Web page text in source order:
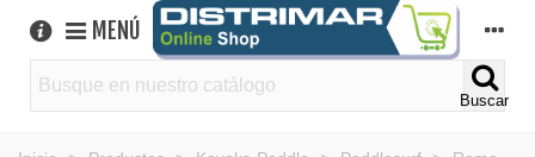
MENÚ
Buscar